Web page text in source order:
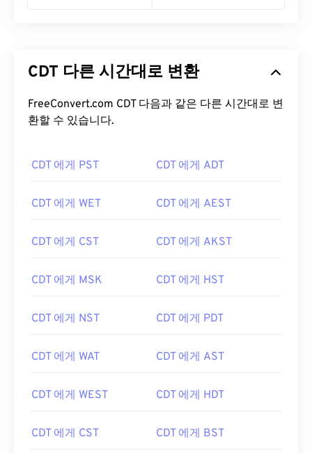
CDT 다른 시간대로 변환
FreeConvert.com CDT 다음과 같은 다른 시간대로 변
환할 수 있습니다.
CDT 에게 PST CDT 에게 ADT
CDT 에게 WET CDT 에게 AEST
CDT 에게 CST CDT 에게 AKST
CDT 에게 MSK CDT 에게 HST
CDT 에게 NST CDT 에게 PDT
CDT 에게 WAT CDT 에게 AST
CDT 에게 WEST CDT 에게 HDT
CDT 에게 CST CDT 에게 BST